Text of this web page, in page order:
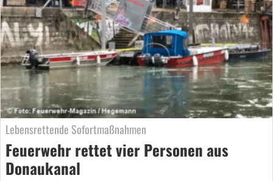
Lebensrettende Sofortmaßnahmen
Feuerwehr rettet vier Personen aus
Donaukanal